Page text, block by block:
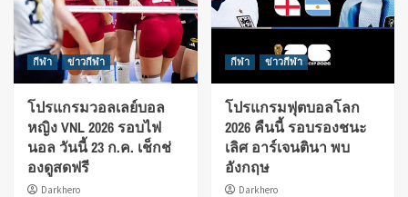
กีฬา ข่าวกีฬา
โปรแกรมวอลเลย์บอล
หญิง VNL 2026 รอบไฟ
นอล วันนี้ 23 ก.ค. เช็กช่
องดูสดฟรี
Darkhero
กีฬา ข่าวกีฬา
โปรแกรมฟุตบอลโลก
2026 คืนนี้ รอบรองชนะ
เลิศ อาร์เจนตินา พบ
อังกฤษ
Darkhero